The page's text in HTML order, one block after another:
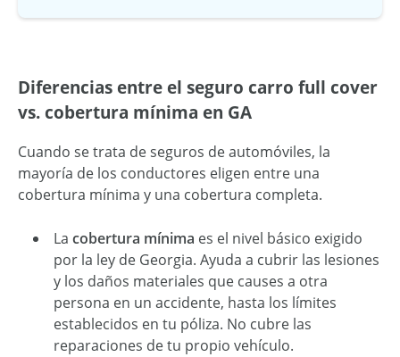
Diferencias entre el seguro carro full cover
vs. cobertura mínima en GA
Cuando se trata de seguros de automóviles, la
mayoría de los conductores eligen entre una
cobertura mínima y una cobertura completa.
La cobertura mínima es el nivel básico exigido
por la ley de Georgia. Ayuda a cubrir las lesiones
y los daños materiales que causes a otra
persona en un accidente, hasta los límites
establecidos en tu póliza. No cubre las
reparaciones de tu propio vehículo.